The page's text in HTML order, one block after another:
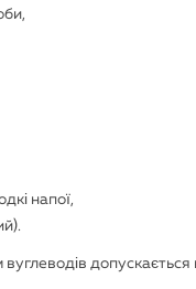
напої,
вуглеводів